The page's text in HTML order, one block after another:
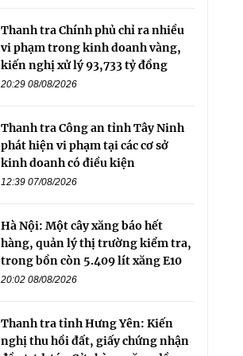
Thanh tra Chính phủ chỉ ra nhiều
vi phạm trong kinh doanh vàng,
kiến nghị xử lý 93,733 tỷ đồng
20:29 08/08/2026
Thanh tra Công an tỉnh Tây Ninh
phát hiện vi phạm tại các cơ sở
kinh doanh có điều kiện
12:39 07/08/2026
Hà Nội: Một cây xăng báo hết
hàng, quản lý thị trường kiểm tra,
trong bồn còn 5.409 lít xăng E10
20:02 08/08/2026
Thanh tra tỉnh Hưng Yên: Kiến
nghị thu hồi đất, giấy chứng nhận